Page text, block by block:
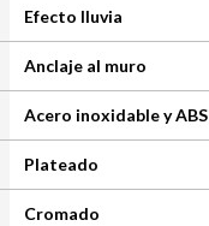
Efecto lluvia
Anclaje al muro
Acero inoxidable y ABS
Plateado
Cromado